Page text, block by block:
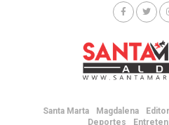
Santa Marta Magdalena
Deportes